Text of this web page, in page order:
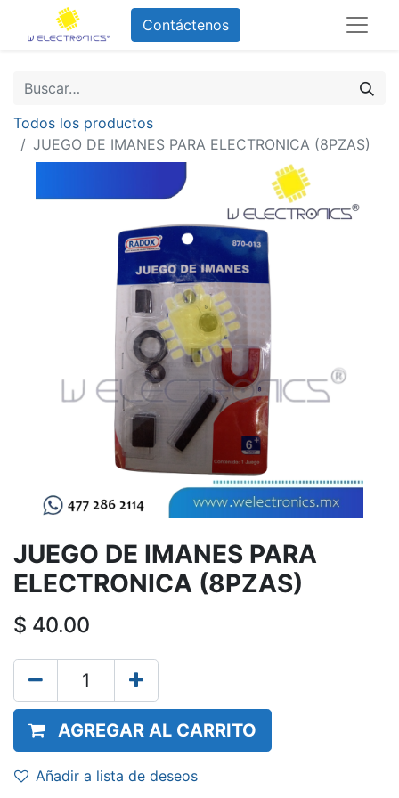
Contáctenos
Todos los productos
JUEGO DE IMANES PARA ELECTRONICA (8PZAS)
JUEGO DE IMANES PARA
ELECTRONICA (8PZAS)
$ 40.00
AGREGAR AL CARRITO
Añadir a lista de deseos